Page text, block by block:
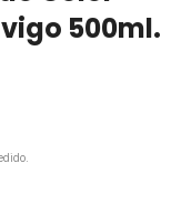
500ml.